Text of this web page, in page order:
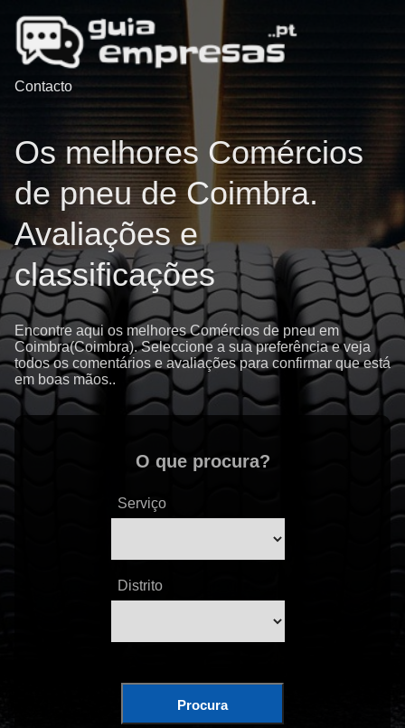
Contacto
Os melhores Comércios
de pneu de Coimbra.
Avaliações e
classificações
Encontre aqui os melhores Comércios de pneu em
Coimbra(Coimbra). Seleccione a sua preferência e veja
todos os comentários e avaliações para confirmar que está
em boas mãos..
O que procura?
Serviço
Distrito
Procura